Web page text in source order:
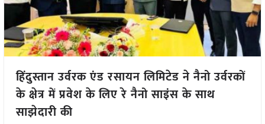
हिंदुस्तान उर्वरक एंड रसायन लिमिटेड ने नैनो उर्वरकों
के क्षेत्र में प्रवेश के लिए रे नैनो साइंस के साथ
साझेदारी की